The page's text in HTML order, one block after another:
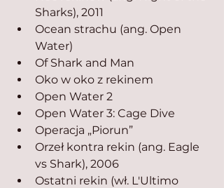
Sharks), 2011
Ocean strachu (ang. Open
Water)
Of Shark and Man
Oko w oko z rekinem
Open Water 2
Open Water 3: Cage Dive
Operacja „Piorun”
Orzeł kontra rekin (ang. Eagle
vs Shark), 2006
Ostatni rekin (wł. L'Ultimo